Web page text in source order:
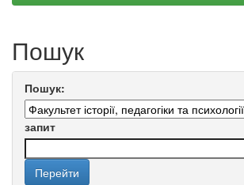
Пошук
Пошук:
запит